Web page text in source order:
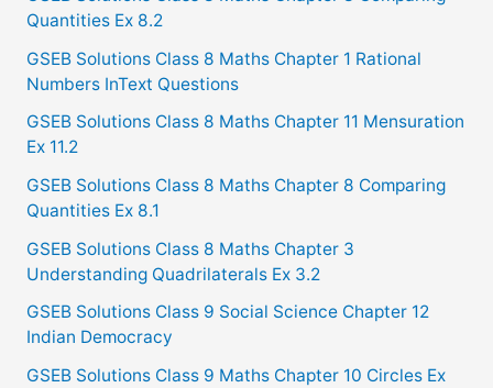
Quantities Ex 8.2
GSEB Solutions Class 8 Maths Chapter 1 Rational
Numbers InText Questions
GSEB Solutions Class 8 Maths Chapter 11 Mensuration
Ex 11.2
GSEB Solutions Class 8 Maths Chapter 8 Comparing
Quantities Ex 8.1
GSEB Solutions Class 8 Maths Chapter 3
Understanding Quadrilaterals Ex 3.2
GSEB Solutions Class 9 Social Science Chapter 12
Indian Democracy
GSEB Solutions Class 9 Maths Chapter 10 Circles Ex